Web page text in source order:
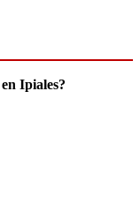
Ipiales?